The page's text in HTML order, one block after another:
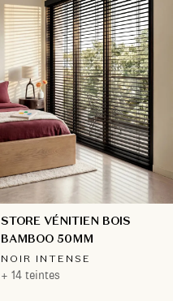
STORE VÉNITIEN BOIS
BAMBOO 50MM
NOIR INTENSE
+ 14 teintes